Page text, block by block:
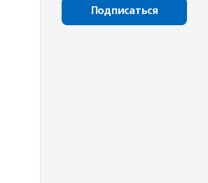
Подписаться